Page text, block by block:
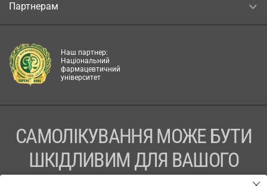
Партнерам
Наш партнер:
Національний
фармацевтичний
університет
САМОЛІКУВАННЯ МОЖЕ БУТИ
ШКІДЛИВИМ ДЛЯ ВАШОГО